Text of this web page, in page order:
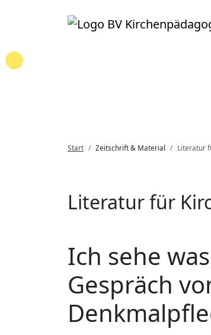
Loading...
Start Zeitschrift & Material Literatur
Literatur für
Ich sehe
Gespräch